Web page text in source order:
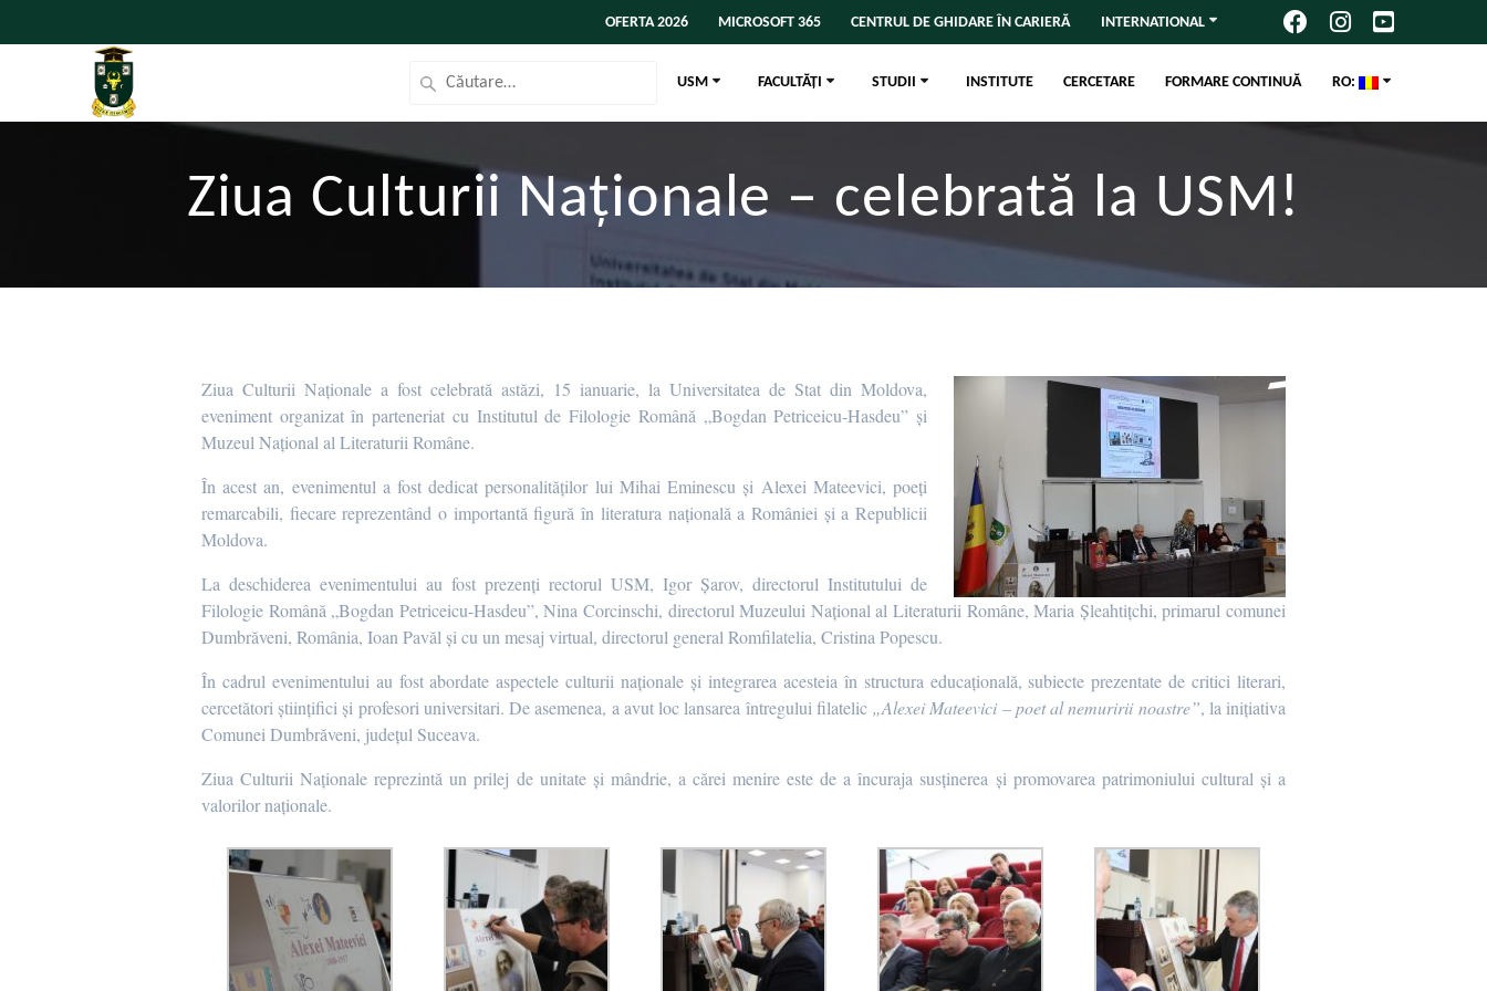
OFERTA 2026 MICROSOFT 365 CENTRUL DE GHIDARE ÎN CARIERĂ INTERNATIONAL
USM FACULTĂȚI STUDII INSTITUTE CERCETARE FORMARE CONTINUĂ RO:
Ziua Culturii Naționale – celebrată la USM!
Ziua Culturii Naționale a fost celebrată astăzi, 15 ianuarie, la Universitatea de Stat din Moldova,
eveniment organizat în parteneriat cu Institutul de Filologie Română „Bogdan Petriceicu-Hasdeu” și
Muzeul Național al Literaturii Române.
În acest an, evenimentul a fost dedicat personalităților lui Mihai Eminescu și Alexei Mateevici, poeți
remarcabili, fiecare reprezentând o importantă figură în literatura națională a României și a Republicii
Moldova.
La deschiderea evenimentului au fost prezenți rectorul USM, Igor Șarov, directorul Institutului de
Filologie Română „Bogdan Petriceicu-Hasdeu”, Nina Corcinschi, directorul Muzeului Național al Literaturii Române, Maria Șleahtițchi, primarul comunei
Dumbrăveni, România, Ioan Pavăl și cu un mesaj virtual, directorul general Romfilatelia, Cristina Popescu.
În cadrul evenimentului au fost abordate aspectele culturii naționale și integrarea acesteia în structura educațională, subiecte prezentate de critici literari,
cercetători științifici și profesori universitari. De asemenea, a avut loc lansarea întregului filatelic „Alexei Mateevici – poet al nemuririi noastre”, la inițiativa
Comunei Dumbrăveni, județul Suceava.
Ziua Culturii Naționale reprezintă un prilej de unitate și mândrie, a cărei menire este de a încuraja susținerea și promovarea patrimoniului cultural și a
valorilor naționale.